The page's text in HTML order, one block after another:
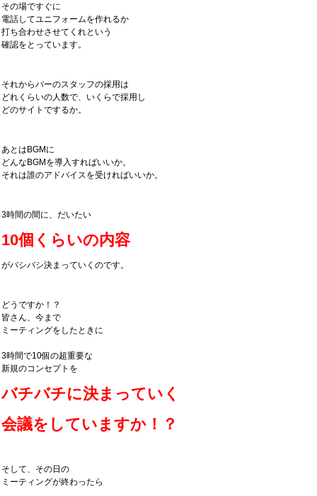
その場ですぐに
電話してユニフォームを作れるか
打ち合わせさせてくれという
確認をとっています。
それからバーのスタッフの採用は
どれくらいの人数で、いくらで採用し
どのサイトでするか。
あとはBGMに
どんなBGMを導入すればいいか。
それは誰のアドバイスを受ければいいか。
3時間の間に、だいたい
10個くらいの内容
がバシバシ決まっていくのです。
どうですか！？
皆さん、今まで
ミーティングをしたときに
3時間で10個の超重要な
新規のコンセプトを
バチバチに決まっていく
会議をしていますか！？
そして、その日の
ミーティングが終わったら